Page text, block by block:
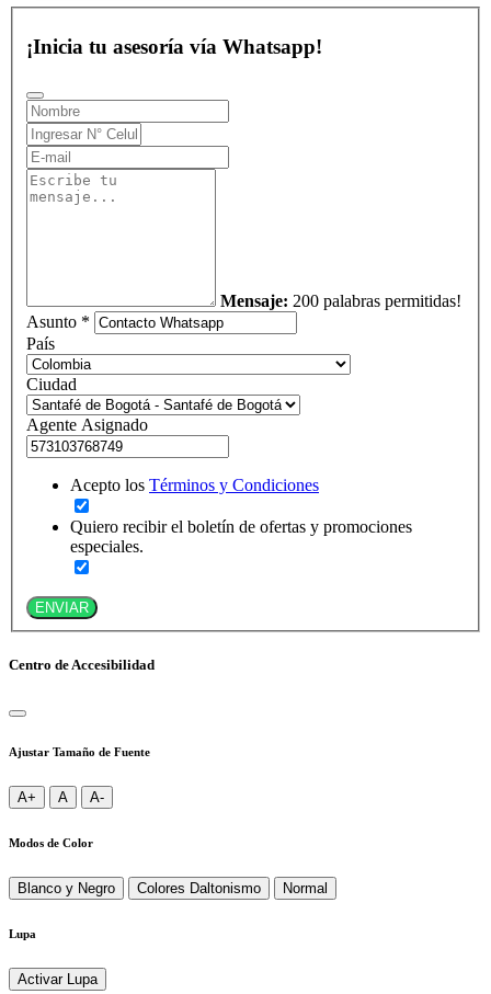
¡Inicia tu asesoría vía Whatsapp!
Mensaje: 200 palabras permitidas!
Asunto *
País
Ciudad
Agente Asignado
Acepto los Términos y Condiciones
Quiero recibir el boletín de ofertas y promociones
especiales.
ENVIAR
Centro de Accesibilidad
Ajustar Tamaño de Fuente
A+ A A-
Modos de Color
Blanco y Negro Colores Daltonismo Normal
Lupa
Activar Lupa